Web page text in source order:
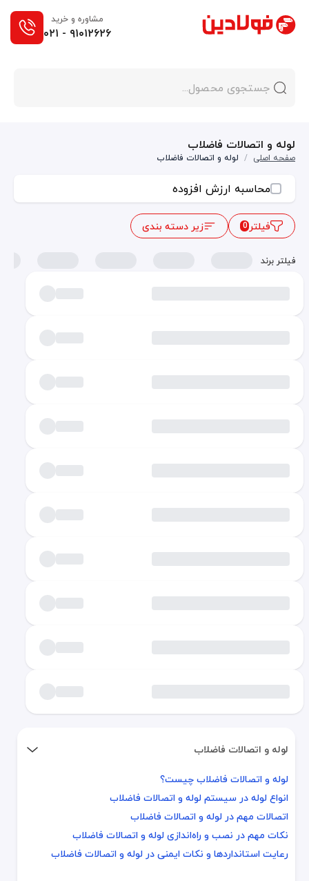
مشاوره و خرید
۰۲۱ - ۹۱۰۱۲۶۲۶
لوله و اتصالات فاضلاب
صفحه اصلی / لوله و اتصالات فاضلاب
محاسبه ارزش افزوده
فیلتر0 زیر دسته بندی
فیلتر برند
لوله و اتصالات فاضلاب
لوله و اتصالات فاضلاب چیست؟
انواع لوله در سیستم لوله و اتصالات فاضلاب
اتصالات مهم در لوله و اتصالات فاضلاب
نکات مهم در نصب و راه‌اندازی لوله و اتصالات فاضلاب
رعایت استانداردها و نکات ایمنی در لوله و اتصالات فاضلاب
لوله و اتصالات فاضلاب چیست؟
انواع لوله در سیستم لوله و اتصالات فاضلاب
اتصالات مهم در لوله و اتصالات فاضلاب
نکات مهم در نصب و راه‌اندازی لوله و اتصالات فاضلاب
رعایت استانداردها و نکات ایمنی در لوله و اتصالات فاضلاب